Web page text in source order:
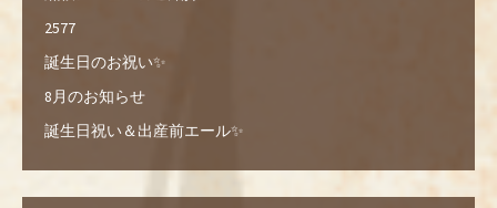
2577
誕生日のお祝い✨
8月のお知らせ
誕生日祝い＆出産前エール✨